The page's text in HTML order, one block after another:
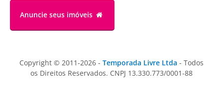
Anuncie seus imóveis
Copyright © 2011-2026 - Temporada Livre Ltda - Todos
os Direitos Reservados. CNPJ 13.330.773/0001-88